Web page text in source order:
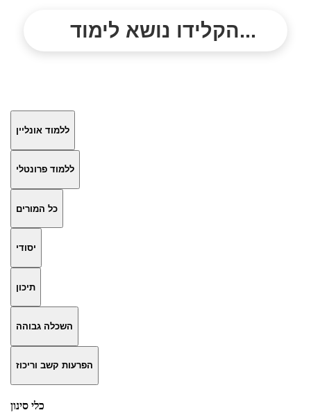
הקלידו נושא לימוד...
ללמוד אונליין
ללמוד פרונטלי
כל המורים
יסודי
תיכון
השכלה גבוהה
הפרעות קשב וריכוז
כלי סינון